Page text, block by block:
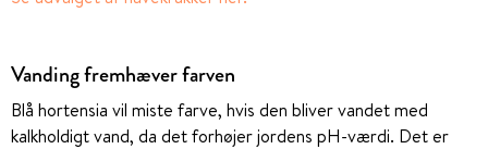
Vanding fremhæver farven
Blå hortensia vil miste farve, hvis den bliver vandet med
kalkholdigt vand, da det forhøjer jordens pH-værdi. Det er